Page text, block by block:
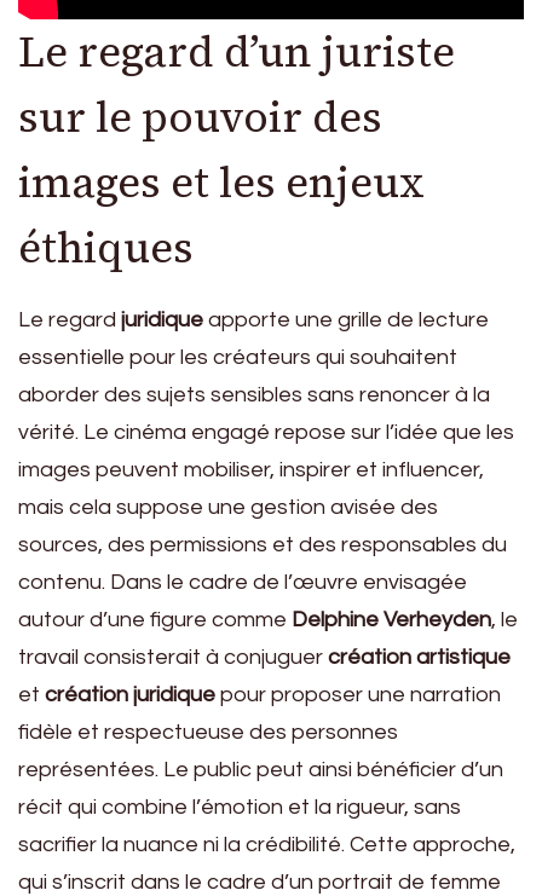
Le regard d’un juriste
sur le pouvoir des
images et les enjeux
éthiques
Le regard juridique apporte une grille de lecture
essentielle pour les créateurs qui souhaitent
aborder des sujets sensibles sans renoncer à la
vérité. Le cinéma engagé repose sur l’idée que les
images peuvent mobiliser, inspirer et influencer,
mais cela suppose une gestion avisée des
sources, des permissions et des responsables du
contenu. Dans le cadre de l’œuvre envisagée
autour d’une figure comme Delphine Verheyden, le
travail consisterait à conjuguer création artistique
et création juridique pour proposer une narration
fidèle et respectueuse des personnes
représentées. Le public peut ainsi bénéficier d’un
récit qui combine l’émotion et la rigueur, sans
sacrifier la nuance ni la crédibilité. Cette approche,
qui s’inscrit dans le cadre d’un portrait de femme